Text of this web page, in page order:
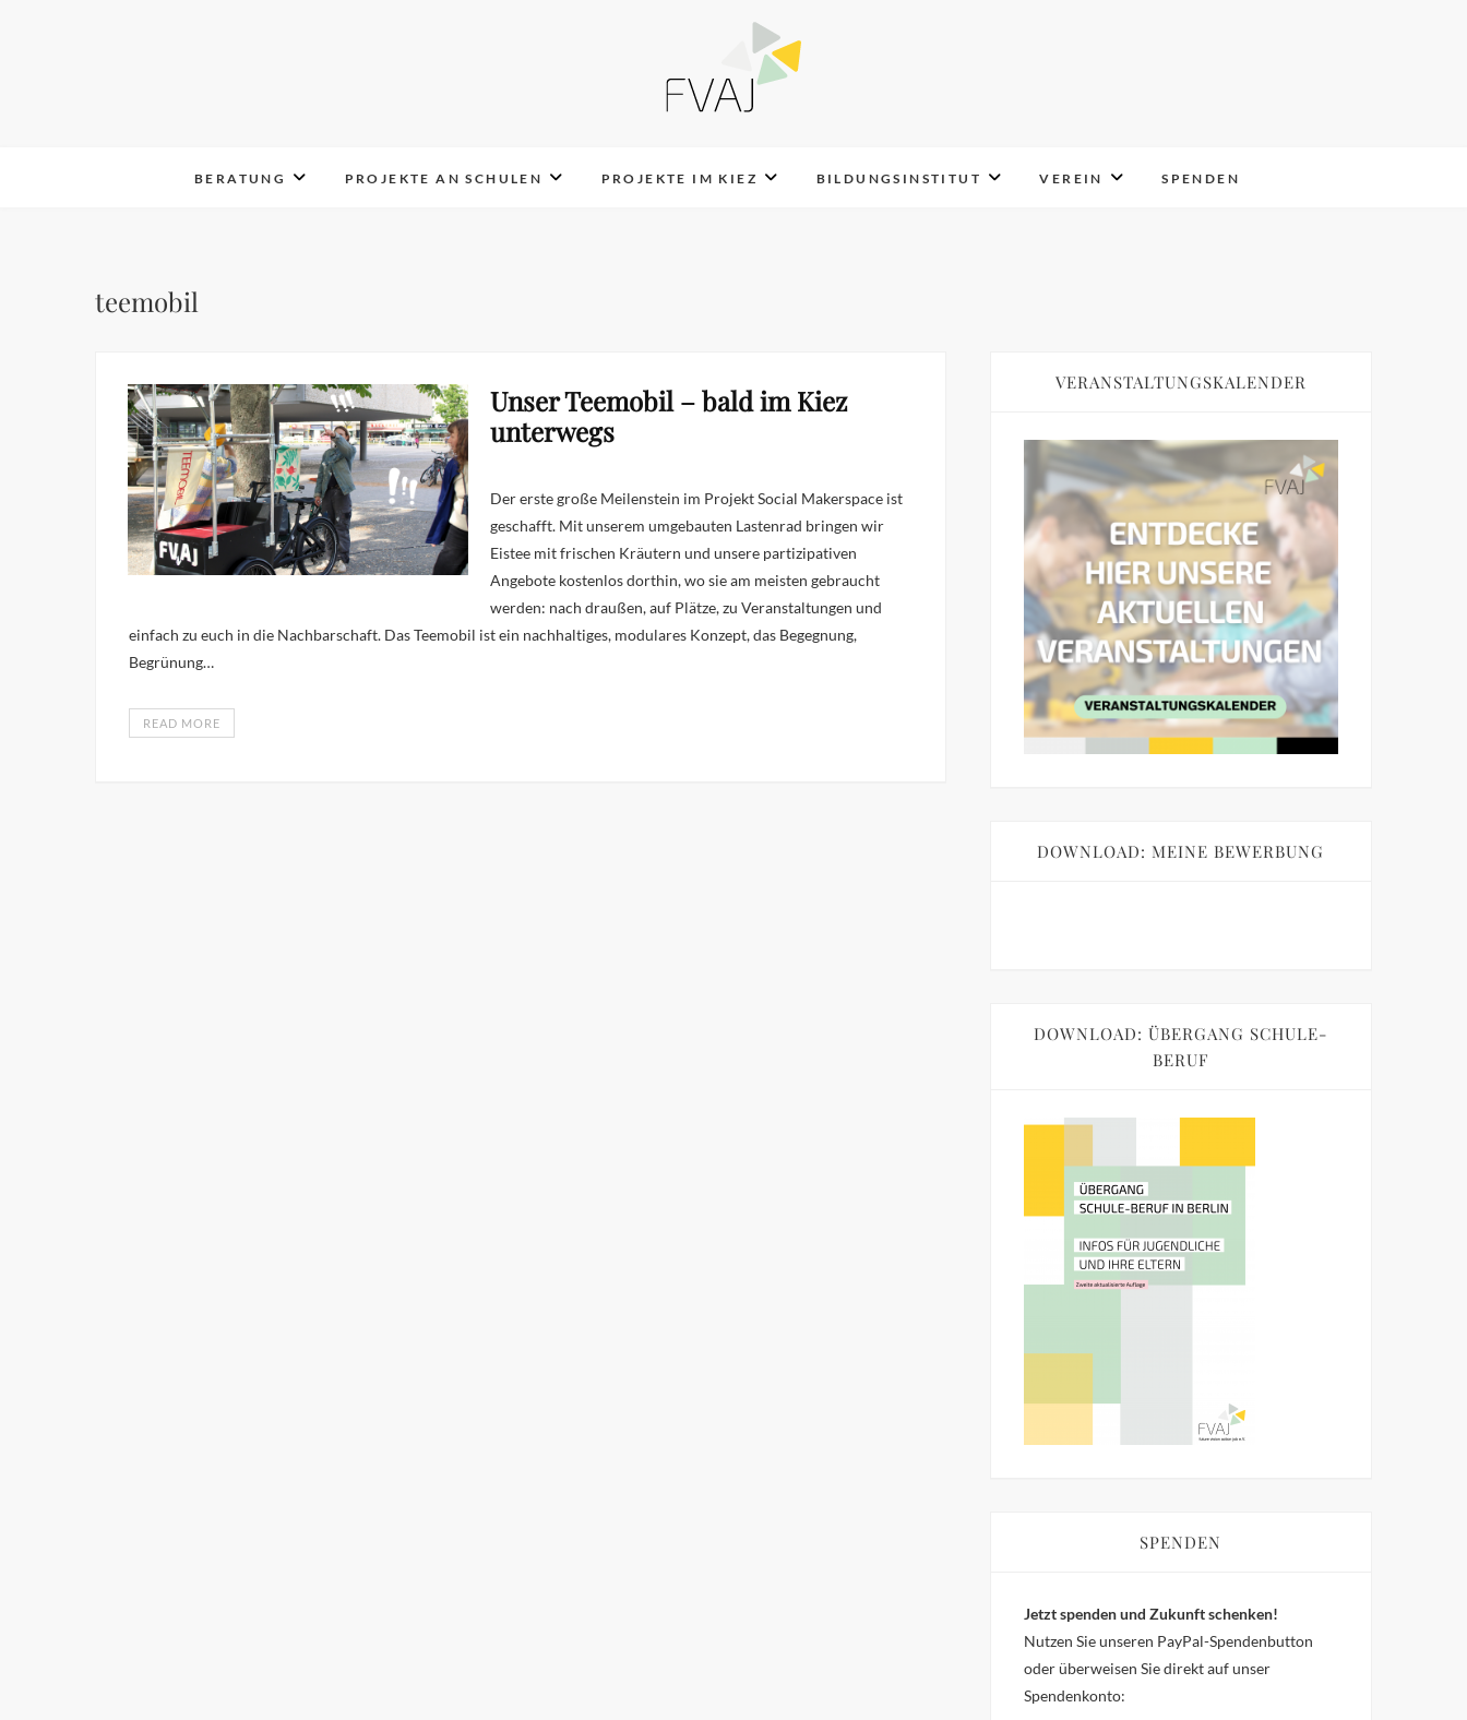
BERATUNG PROJEKTE AN SCHULEN PROJEKTE IM KIEZ BILDUNGSINSTITUT VEREIN SPENDEN
teemobil
Unser Teemobil – bald im Kiez
unterwegs
Der erste große Meilenstein im Projekt Social Makerspace ist
geschafft. Mit unserem umgebauten Lastenrad bringen wir
Eistee mit frischen Kräutern und unsere partizipativen
Angebote kostenlos dorthin, wo sie am meisten gebraucht
werden: nach draußen, auf Plätze, zu Veranstaltungen und
einfach zu euch in die Nachbarschaft. Das Teemobil ist ein nachhaltiges, modulares Konzept, das Begegnung,
Begrünung…
READ MORE
VERANSTALTUNGSKALENDER
DOWNLOAD: MEINE BEWERBUNG
DOWNLOAD: ÜBERGANG SCHULE-
BERUF
SPENDEN
Jetzt spenden und Zukunft schenken!
Nutzen Sie unseren PayPal-Spendenbutton
oder überweisen Sie direkt auf unser
Spendenkonto: